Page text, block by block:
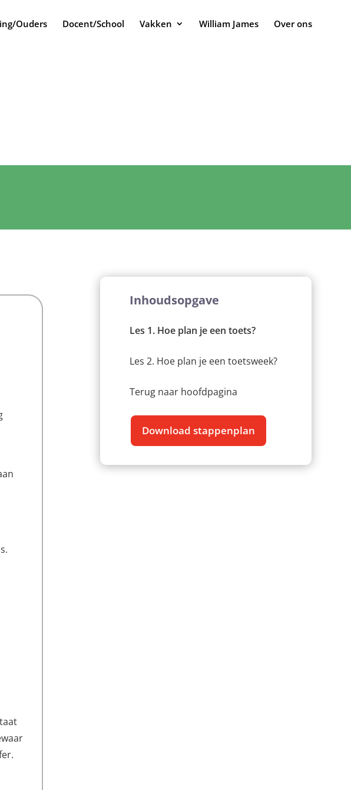
Ouders Docent/School Vakken William James Over ons
Inhoudsopgave
Les 1. Hoe plan je een toets?
Les 2. Hoe plan je een toetsweek?
Terug naar hoofdpagina
Download stappenplan